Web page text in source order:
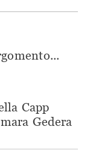
Capp
Gedera